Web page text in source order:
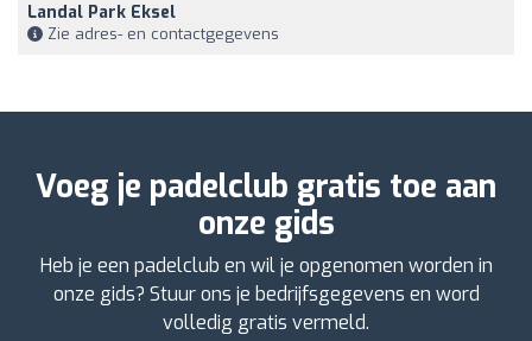
Landal Park Eksel
Zie adres- en contactgegevens
Voeg je padelclub gratis toe aan
onze gids
Heb je een padelclub en wil je opgenomen worden in
onze gids? Stuur ons je bedrijfsgegevens en word
volledig gratis vermeld.